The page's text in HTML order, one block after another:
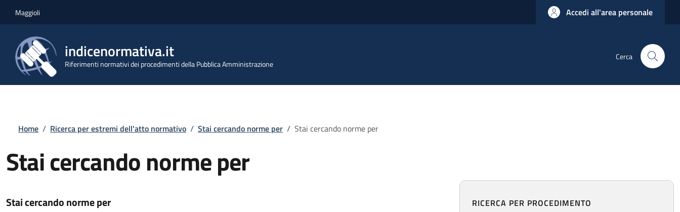
Maggioli Accedi all'area personale
indicenormativa.it
Riferimenti normativi dei procedimenti della Pubblica Amministrazione
Cerca
Briciole di pane
Home / Ricerca per estremi dell'atto normativo / Stai cercando norme per / Stai cercando norme per
Stai cercando norme per
Stai cercando norme per RICERCA PER PROCEDIMENTO